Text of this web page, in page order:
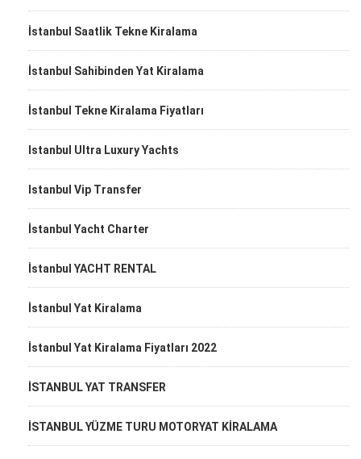
İstanbul Saatlik Tekne Kiralama
İstanbul Sahibinden Yat Kiralama
İstanbul Tekne Kiralama Fiyatları
Istanbul Ultra Luxury Yachts
Istanbul Vip Transfer
İstanbul Yacht Charter
İstanbul YACHT RENTAL
İstanbul Yat Kiralama
İstanbul Yat Kiralama Fiyatları 2022
İSTANBUL YAT TRANSFER
İSTANBUL YÜZME TURU MOTORYAT KİRALAMA